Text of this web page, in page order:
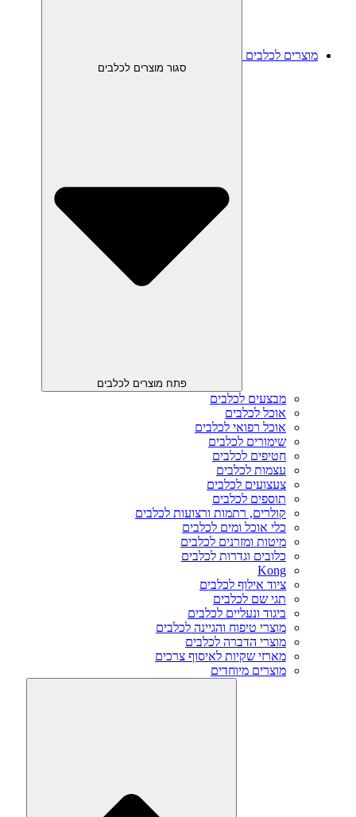
מוצרים לכלבים
סגור מוצרים לכלבים
פתח מוצרים לכלבים
מבצעים לכלבים
אוכל לכלבים
אוכל רפואי לכלבים
שימורים לכלבים
חטיפים לכלבים
עצמות לכלבים
צעצועים לכלבים
תוספים לכלבים
קולרים, רתמות ורצועות לכלבים
כלי אוכל ומים לכלבים
מיטות ומזרנים לכלבים
כלובים וגדרות לכלבים
Kong
ציוד אילוף לכלבים
תגי שם לכלבים
ביגוד ונעליים לכלבים
מוצרי טיפוח והגיינה לכלבים
מוצרי הדברה לכלבים
מארזי שקיות לאיסוף צרכים
מוצרים מיוחדים